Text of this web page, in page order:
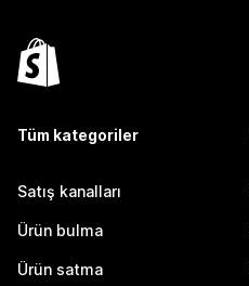
Tüm kategoriler
Satış kanalları
Ürün bulma
Ürün satma